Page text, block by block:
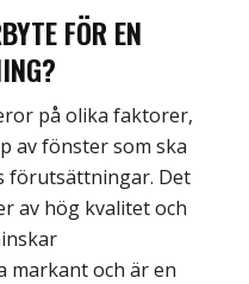
FÖR EN
på olika faktorer,
av fönster som ska
förutsättningar. Det
av hög kvalitet och
markant och är en